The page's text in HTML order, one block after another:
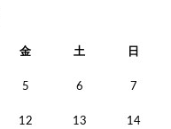
金 土 日
5 6 7
12 13 14